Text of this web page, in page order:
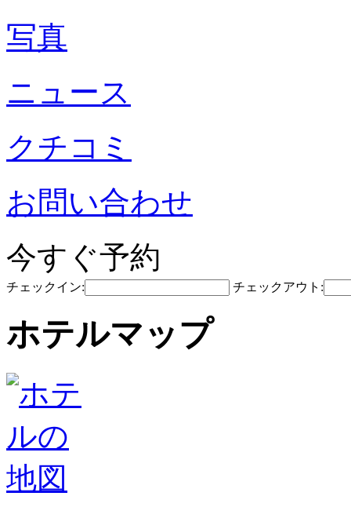
写真
ニュース
クチコミ
お問い合わせ
今すぐ予約
チェックイン: チェックアウト:
ホテルマップ